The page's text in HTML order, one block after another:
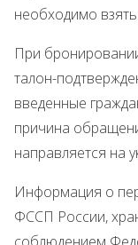
необходимо
При
талон-
введенные
причина
направляется на
Информация о
ФССП России,